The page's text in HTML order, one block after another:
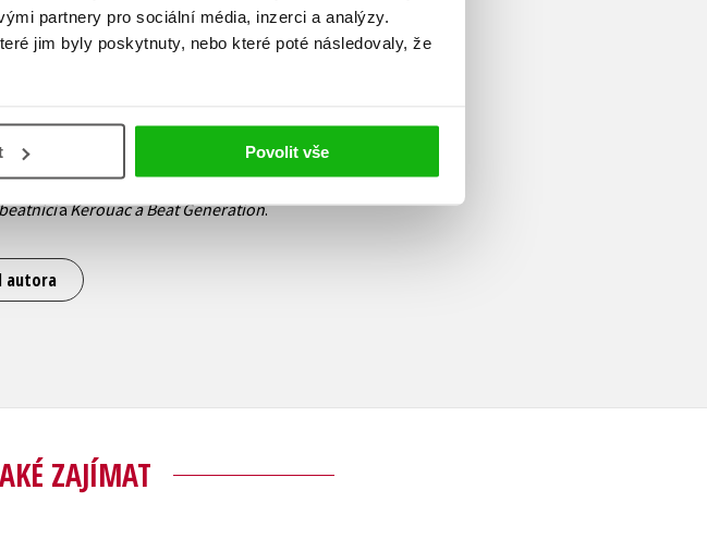
partnery pro sociální média, inzerci a analýzy.
jim byly poskytnuty, nebo které poté následovaly, že
Povolit vše
jako je Charles Bukowski, Allen Ginsberg, William
nebo Ray Bradbury. Je velikým znalcem generace tzv.
mnozí stali jeho přáteli. Česky již vyšly jeho
aKerouac a Beat Generation.
autora
ZAJÍMAT